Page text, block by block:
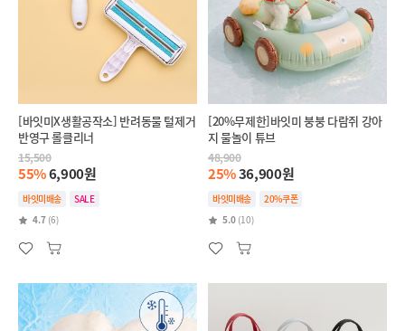
[바잇미X생활공작소] 반려동물 털제거
반영구 롤클리너
15,500
55%6,900원
바잇미배송
SALE
4.7 (6)
[20%무제한]바잇미 붕붕 다람쥐 강아
지 물놀이 튜브
48,900
25%36,900원
바잇미배송
20%쿠폰
5.0 (10)